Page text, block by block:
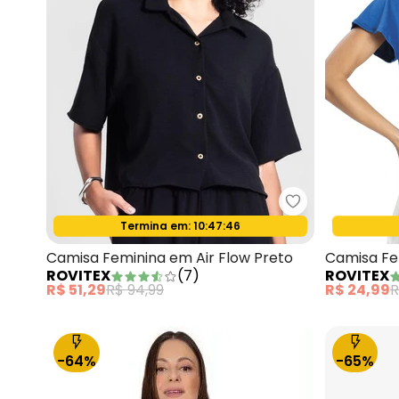
Rovitex -
Oferta relâmpago
Termina em:10:47:44
Camisa Feminina em Air Flow Preto
ROVITEX
(7)
R$ 51,29R$ 94,99
Camisa
ROVITEX
R$ 24,99
-64% -65%